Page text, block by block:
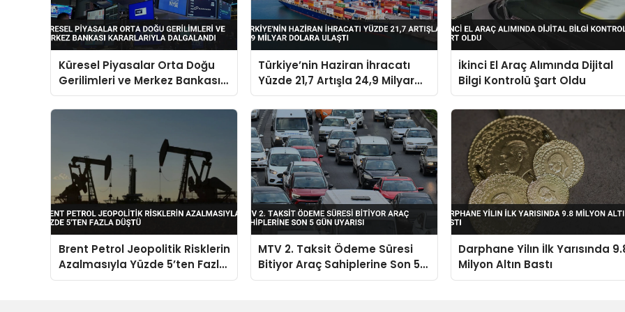
Küresel Piyasalar Orta Doğu
Gerilimleri ve Merkez Bankası
Kararlarıyla Dalgalandı
Türkiye’nin Haziran İhracatı
Yüzde 21,7 Artışla 24,9 Milyar
Dolara Ulaştı
İkinci El Araç Alımında Dijital
Bilgi Kontrolü Şart Oldu
Brent Petrol Jeopolitik Risklerin
Azalmasıyla Yüzde 5’ten Fazla
Düştü
MTV 2. Taksit Ödeme Süresi
Bitiyor Araç Sahiplerine Son 5
Gün Uyarısı
Darphane Yilın İlk Yarısında
Milyon Altın Bastı